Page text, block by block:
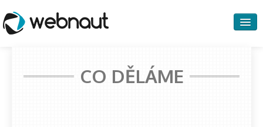
CO DĚLÁME